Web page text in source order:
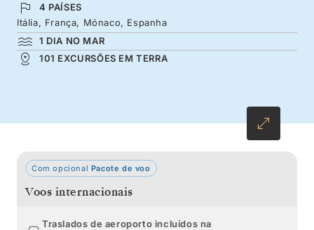
Portofino, antecipando uma grandiosa chegada
à Riviera e Córsega. Assista à corrida mais
icónica do mundo – o Grande Prémio do
4 PAÍSES
Itália, França, Mónaco, Espanha
1 DIA NO MAR
101 EXCURSÕES EM TERRA
Com opcional Pacote de voo
Voos internacionais
Traslados de aeroporto incluídos na